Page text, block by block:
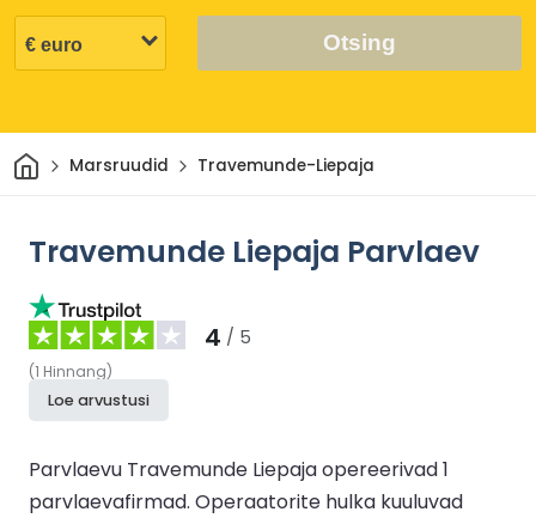
Otsing
Avaleht
Marsruudid Travemunde-Liepaja
Travemunde Liepaja Parvlaev
4 / 5
(1 Hinnang)
Loe arvustusi
Parvlaevu Travemunde Liepaja opereerivad 1
parvlaevafirmad. Operaatorite hulka kuuluvad